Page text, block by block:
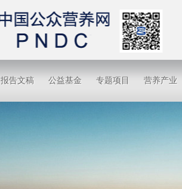
报告文稿 公益基金 专题项目 营养产业